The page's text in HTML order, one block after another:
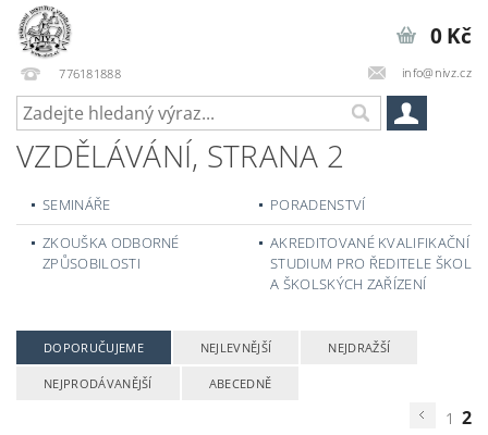
776181888 info@nivz.cz
0 Kč
VZDĚLÁVÁNÍ, STRANA 2
SEMINÁŘE
PORADENSTVÍ
ZKOUŠKA ODBORNÉ
ZPŮSOBILOSTI
AKREDITOVANÉ KVALIFIKAČNÍ
STUDIUM PRO ŘEDITELE ŠKOL
A ŠKOLSKÝCH ZAŘÍZENÍ
DOPORUČUJEME NEJLEVNĚJŠÍ NEJDRAŽŠÍ
NEJPRODÁVANĚJŠÍ ABECEDNĚ
1 2